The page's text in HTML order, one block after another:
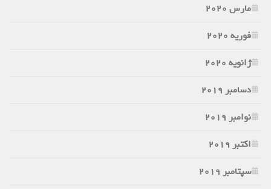
مارس 2020
فوریه 2020
ژانویه 2020
دسامبر 2019
نوامبر 2019
اکتبر 2019
سپتامبر 2019